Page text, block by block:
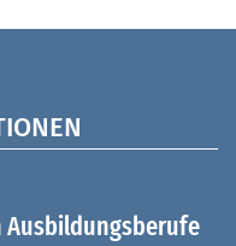
Ausbildungsberufe